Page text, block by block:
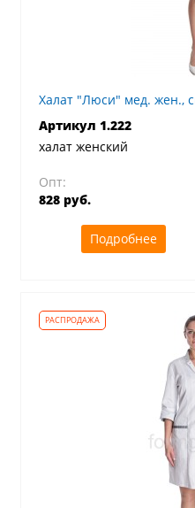
Халат "Люси" мед. жен.,
Артикул 1.222
халат женский
Опт:
828 руб.
Подробнее